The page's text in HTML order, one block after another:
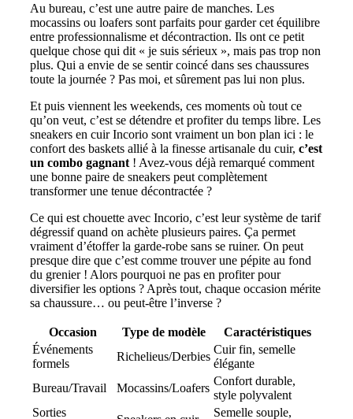
Au bureau, c’est une autre paire de manches. Les
mocassins ou loafers sont parfaits pour garder cet équilibre
entre professionnalisme et décontraction. Ils ont ce petit
quelque chose qui dit « je suis sérieux », mais pas trop non
plus. Qui a envie de se sentir coincé dans ses chaussures
toute la journée ? Pas moi, et sûrement pas lui non plus.
Et puis viennent les weekends, ces moments où tout ce
qu’on veut, c’est se détendre et profiter du temps libre. Les
sneakers en cuir Incorio sont vraiment un bon plan ici : le
confort des baskets allié à la finesse artisanale du cuir, c’est
un combo gagnant ! Avez-vous déjà remarqué comment
une bonne paire de sneakers peut complètement
transformer une tenue décontractée ?
Ce qui est chouette avec Incorio, c’est leur système de tarif
dégressif quand on achète plusieurs paires. Ça permet
vraiment d’étoffer la garde-robe sans se ruiner. On peut
presque dire que c’est comme trouver une pépite au fond
du grenier ! Alors pourquoi ne pas en profiter pour
diversifier les options ? Après tout, chaque occasion mérite
sa chaussure… ou peut-être l’inverse ?
Occasion Type de modèle
Caractéristiques
Événements
formels
Richelieus/Derbies
Cuir fin, semelle
élégante
Bureau/Travail
Mocassins/Loafers
Confort durable,
style polyvalent
Sorties
Semelle souple,